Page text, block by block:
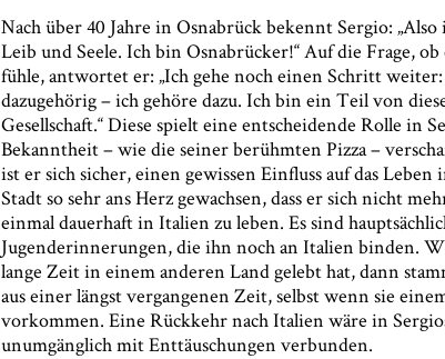
Nach über 40 Jahre in Osnabrück bekennt Sergio:
Leib und Seele. Ich bin Osnabrücker!“ Auf die Frage,
fühle, antwortet er: „Ich gehe noch einen Schritt
dazugehörig – ich gehöre dazu. Ich bin ein Teil von
Gesellschaft.“ Diese spielt eine entscheidende Rolle in
Bekanntheit – wie die seiner berühmten Pizza –
ist er sich sicher, einen gewissen Einfluss auf das
Stadt so sehr ans Herz gewachsen, dass er sich nicht
einmal dauerhaft in Italien zu leben. Es sind
Jugenderinnerungen, die ihn noch an Italien binden.
lange Zeit in einem anderen Land gelebt hat, dann
aus einer längst vergangenen Zeit, selbst wenn sie
vorkommen. Eine Rückkehr nach Italien wäre in
unumgänglich mit Enttäuschungen verbunden.